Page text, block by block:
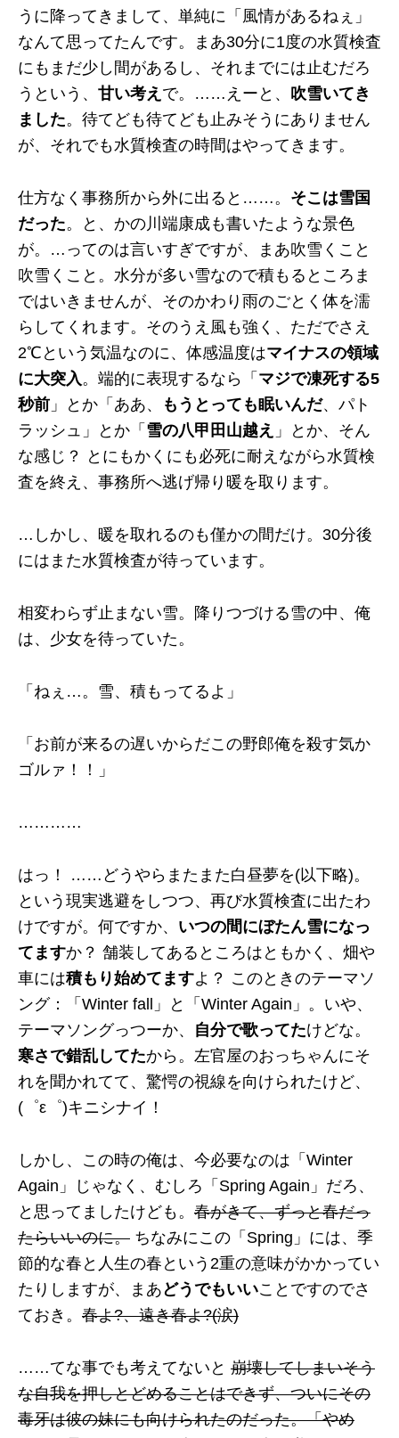
うに降ってきまして、単純に「風情があるねぇ」
なんて思ってたんです。まあ30分に1度の水質検査
にもまだ少し間があるし、それまでには止むだろ
うという、 甘い考え で。……えーと、 吹雪いてき
ました。待てども待てども止みそうにありません
が、それでも水質検査の時間はやってきます。
仕方なく事務所から外に出ると……。 そこは雪国
だった。と、かの川端康成も書いたような景色
が。…ってのは言いすぎですが、まあ吹雪くこと
吹雪くこと。水分が多い雪なので積もるところま
ではいきませんが、そのかわり雨のごとく体を濡
らしてくれます。そのうえ風も強く、ただでさえ
2℃という気温なのに、体感温度はマイナスの領域
に大突入。端的に表現するなら「 マジで凍死する5
秒前 」とか「ああ、 もうとっても眠いんだ、パト
ラッシュ」とか「 雪の八甲田山越え 」とか、そん
な感じ？ とにもかくにも必死に耐えながら水質検
査を終え、事務所へ逃げ帰り暖を取ります。
…しかし、暖を取れるのも僅かの間だけ。30分後
にはまた水質検査が待っています。
相変わらず止まない雪。降りつづける雪の中、俺
は、少女を待っていた。
「ねぇ…。雪、積もってるよ」
「お前が来るの遅いからだこの野郎俺を殺す気か
ゴルァ！！」
…………
はっ！ ……どうやらまたまた白昼夢を(以下略)。
という現実逃避をしつつ、再び水質検査に出たわ
けですが。何ですか、 いつの間にぼたん雪になっ
てますか？ 舗装してあるところはともかく、畑や
車には積もり始めてますよ？ このときのテーマソ
ング：「Winter fall」と「Winter Again」。いや、
テーマソングっつーか、 自分で歌ってたけどな。
寒さで錯乱してたから。左官屋のおっちゃんにそ
れを聞かれてて、驚愕の視線を向けられたけど、
(゜ε゜)キニシナイ！
しかし、この時の俺は、今必要なのは「Winter
Again」じゃなく、むしろ「Spring Again」だろ、
と思ってましたけども。 春がきて、ずっと春だっ
たらいいのに。 ちなみにこの「Spring」には、季
節的な春と人生の春という2重の意味がかかってい
たりしますが、まあどうでもいいことですのでさ
ておき。 春よ?、遠き春よ?(涙)
……てな事でも考えてないと 崩壊してしまいそう
な自我を押しとどめることはできず、ついにその
毒牙は彼の妹にも向けられたのだった。「やめ